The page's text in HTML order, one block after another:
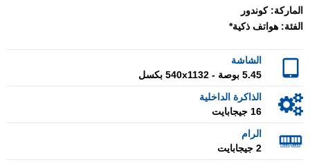
الماركة: كوندور
الفئة: هواتف ذكية*
الشاشة
5.45 بوصة - 540x1132 بكسل
الذاكرة الداخلية
16 جيجابايت
الرام
2 جيجابايت